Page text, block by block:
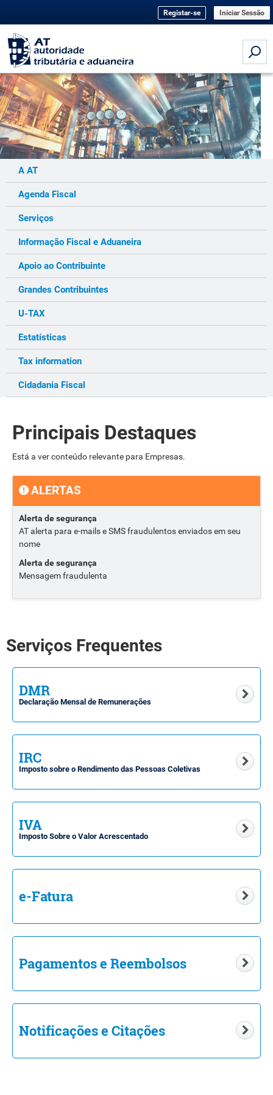
Registar-se Iniciar Sessão
A AT
Agenda Fiscal
Serviços
Informação Fiscal e Aduaneira
Apoio ao Contribuinte
Grandes Contribuintes
U-TAX
Estatísticas
Tax information
Cidadania Fiscal
Principais Destaques
Está a ver conteúdo relevante para Empresas.
ALERTAS
Alerta de segurança
AT alerta para e-mails e SMS fraudulentos enviados em seu
nome
Alerta de segurança
Mensagem fraudulenta
Serviços Frequentes
DMR
Declaração Mensal de Remunerações
IRC
Imposto sobre o Rendimento das Pessoas Coletivas
IVA
Imposto Sobre o Valor Acrescentado
e-Fatura
Pagamentos e Reembolsos
Notificações e Citações